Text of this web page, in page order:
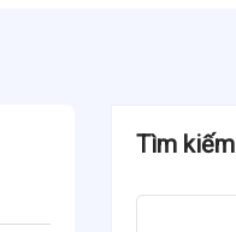
Tìm kiếm